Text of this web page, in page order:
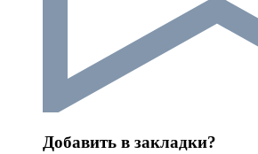
Добавить в закладки?